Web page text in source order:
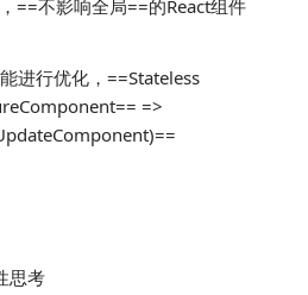
==不影响全局==的React组件
进行优化，==Stateless
=>
思考